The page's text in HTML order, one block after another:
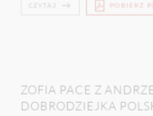
CZYTAJ POBIERZ
ZOFIA PACE Z
DOBRODZIEJKA